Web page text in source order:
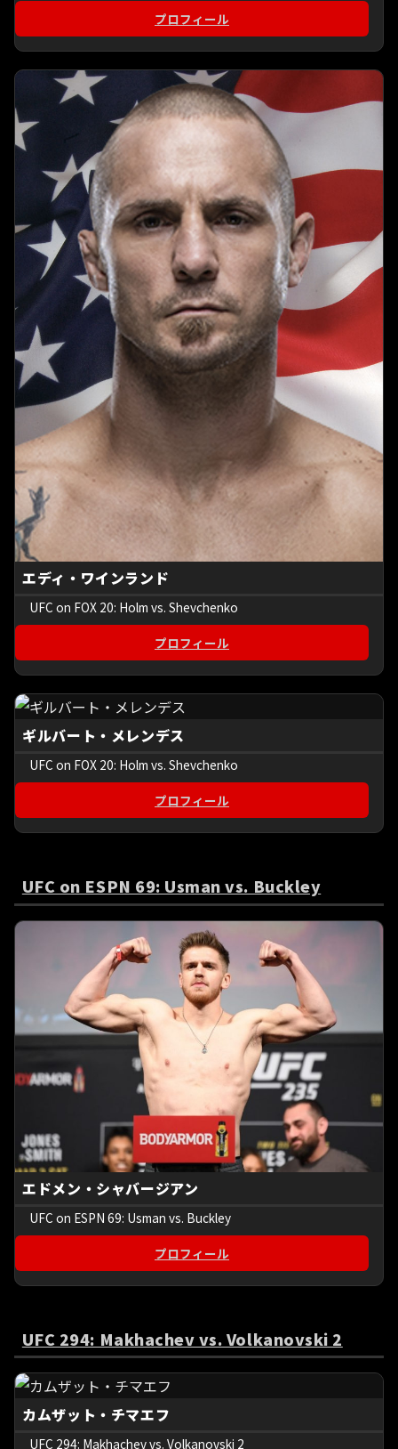
プロフィール
エディ・ワインランド
UFC on FOX 20: Holm vs. Shevchenko
プロフィール
ギルバート・メレンデス
UFC on FOX 20: Holm vs. Shevchenko
プロフィール
UFC on ESPN 69: Usman vs. Buckley
エドメン・シャバージアン
UFC on ESPN 69: Usman vs. Buckley
プロフィール
UFC 294: Makhachev vs. Volkanovski 2
カムザット・チマエフ
UFC 294: Makhachev vs. Volkanovski 2